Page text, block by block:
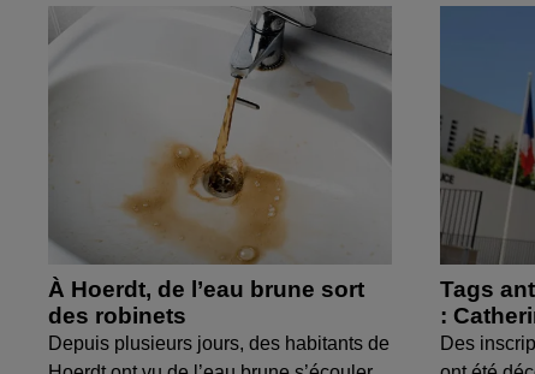
À Hoerdt, de l’eau brune sort
des robinets
Depuis plusieurs jours, des habitants de
Tags
:
Des